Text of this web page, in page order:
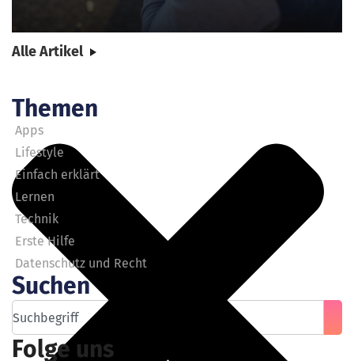
Alle Artikel
Themen
Apps
Lifestyle
Einfach erklärt
Lernen
Technik
Erste Hilfe
Datenschutz und Recht
Suchen
Folge uns